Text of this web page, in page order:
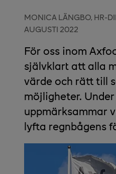
MONICA LÄNGBO, HR-
AUGUSTI 2022
För oss inom
självklart att alla
värde och rätt till
möjligheter.
uppmärksammar
lyfta regnbågens